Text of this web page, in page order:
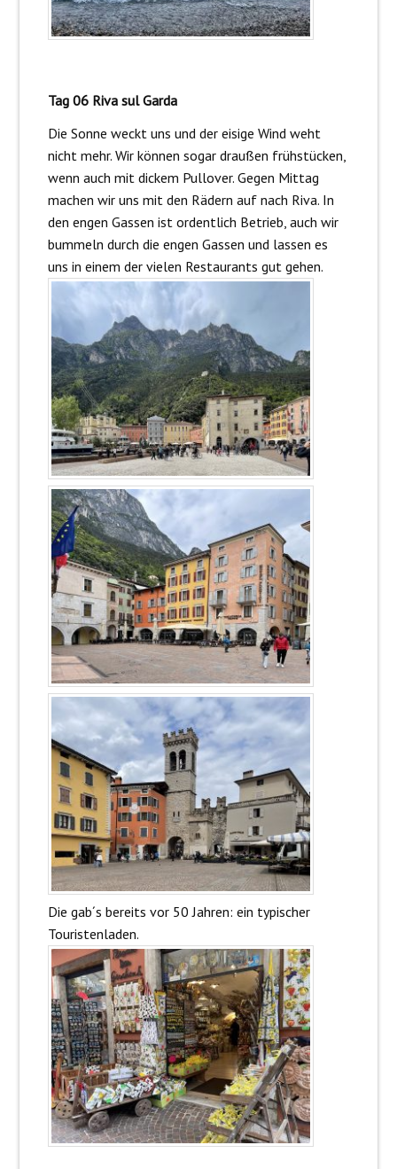
Tag 06 Riva sul Garda
Die Sonne weckt uns und der eisige Wind weht
nicht mehr. Wir können sogar draußen frühstücken,
wenn auch mit dickem Pullover. Gegen Mittag
machen wir uns mit den Rädern auf nach Riva. In
den engen Gassen ist ordentlich Betrieb, auch wir
bummeln durch die engen Gassen und lassen es
uns in einem der vielen Restaurants gut gehen.
Die gab´s bereits vor 50 Jahren: ein typischer
Touristenladen.